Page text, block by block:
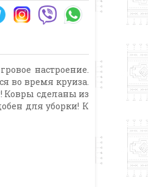
настроение.
во время круиза.
Ковры сделаны из
для уборки! К